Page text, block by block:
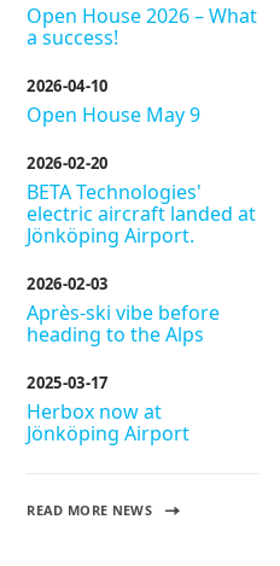
Open House 2026 – What
a success!
2026-04-10
Open House May 9
2026-02-20
BETA Technologies'
electric aircraft landed at
Jönköping Airport.
2026-02-03
Après-ski vibe before
heading to the Alps
2025-03-17
Herbox now at
Jönköping Airport
READ MORE NEWS